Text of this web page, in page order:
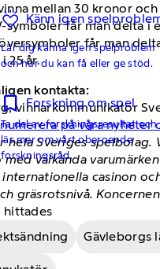
Känn igen
Lär dig känna igen spelproblem
och hur du kan få eller ge stöd.
Forskning om spel
Ta del av forskningsresultat och
läs mer om vårt oberoende
forskningsråd.
mellan 30 kronor
symboler får man delta i
får man
25 år.
kontakta:
vinnarkommunikatör
på våra
hela Sveriges
med välkända
internationella casinon
gräsrotsnivå.
hittades
Gävleborgs